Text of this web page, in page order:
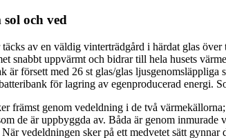
och ved
av en väldig vinterträdgård i härdat glas
snabbt uppvärmt och bidrar till hela husets
är försett med 26 st glas/glas
för lagring av egenproducerad energi.
främst genom vedeldning i de två
de är uppbyggda av. Båda är genom
vedeldningen sker på ett medvetet sätt